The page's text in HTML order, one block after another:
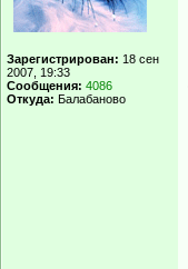
Зарегистрирован: 18 сен
2007, 19:33
Сообщения: 4086
Откуда: Балабаново